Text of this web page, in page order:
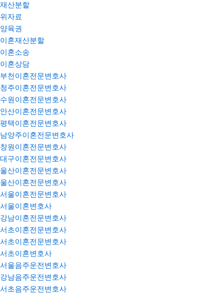
재산분할
위자료
양육권
이혼재산분할
이혼소송
이혼상담
부천이혼전문변호사
청주이혼전문변호사
수원이혼전문변호사
안산이혼전문변호사
평택이혼전문변호사
남양주이혼전문변호사
창원이혼전문변호사
대구이혼전문변호사
울산이혼전문변호사
울산이혼전문변호사
서울이혼전문변호사
서울이혼변호사
강남이혼전문변호사
서초이혼전문변호사
서초이혼전문변호사
서초이혼변호사
서울음주운전변호사
강남음주운전변호사
서초음주운전변호사